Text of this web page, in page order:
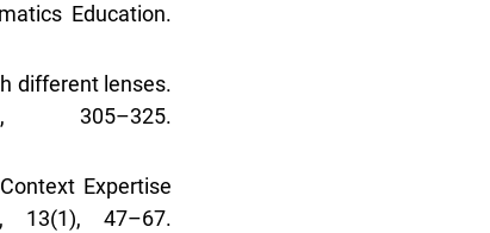
Education.
different lenses.
305–325.
Expertise
13(1), 47–67.